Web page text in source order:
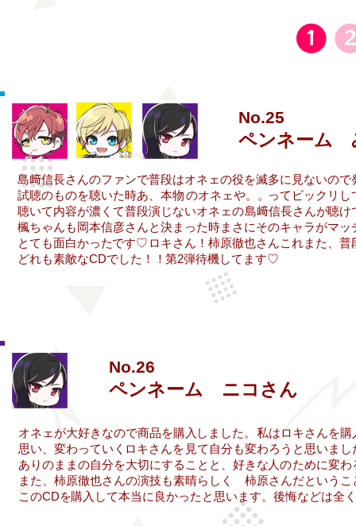
No.25
ペンネーム
​島﨑信長さんのファンで​普段はオネェの役を滅多に見ないので
​試聴のものを聴いた時あ、本物 ってビックリし
のオネェや。。
​聴いて内容が濃くて​普段演じない​オネェの 聴け
島﨑信長さんが
楓ちゃんも岡本信彦さんと決まった時​まさに マッ
そのキャラが
とても面白かった​です♡ ​ロキさん！ 柿原徹也さんこれまた、 普
​どれも素敵なCDでした！！​第2弾待機してます♡
No.26
ペンネーム ニコさん
オネェが大好きなので商品を購入 しました。 私はロキさんを購
思い、 変わっていく ロキさんを 見て 自分も変わ 思いまし
ろうと
ありのままの自分を大切にすることと、 好きな ために変わ
また、 柿原徹也さんの演技も素晴らしく 柿原さんだというこ
人の
このCDを購入して本当に 良かったと 思います。 後悔などは全く